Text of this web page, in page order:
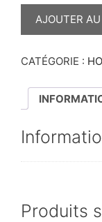
QUANTITÉ
CR
AJOUTER
CATÉGORIE :
Produits